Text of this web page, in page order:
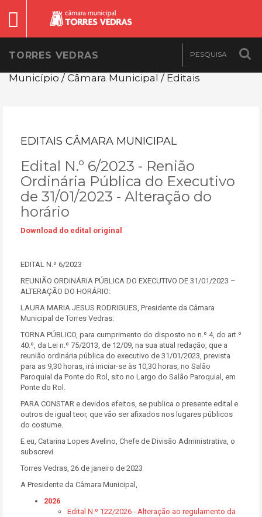
TORRES VEDRAS
Município / Câmara Municipal / Editais
EDITAIS CÂMARA MUNICIPAL
Edital N.º 6/2023 - Renião
Ordinária Pública do Executivo
de 31/01/2023 - Alteração do
horário
Download do edital original
EDITAL N.º 6/2023
REUNIÃO ORDINÁRIA PÚBLICA DO EXECUTIVO DE 31/01/2023 –
ALTERAÇÃO DO HORÁRIO:
LAURA MARIA JESUS RODRIGUES, Presidente da Câmara
Municipal de Torres Vedras:
TORNA PÚBLICO, para cumprimento do disposto no n.º 4, do art.º
40.º, da Lei n.º 75/2013, de 12/09, na sua atual redação, que a
reunião ordinária pública do executivo de 31/01/2023, prevista
para as 9,30 horas, irá iniciar-se às 10,30 horas, no Salão
Paroquial da Ponte do Rol, sito no Largo do Salão Paroquial, em
Ponte do Rol.
PARA CONSTAR e devidos efeitos, se publica o presente edital e
outros de igual teor, que vão ser afixados nos lugares públicos
do costume.
E eu, Catarina Lopes Avelino, Chefe de Divisão Administrativa, o
subscrevi.
Torres Vedras, 26 de janeiro de 2023
A Presidente da Câmara Municipal,
2026
Edital N.º 122/2026 - Alteração ao regulamento da